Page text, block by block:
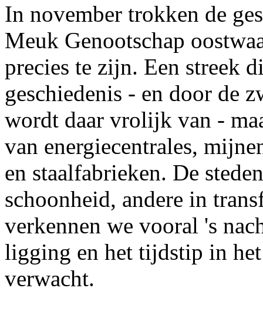
In november trokken de
Meuk Genootschap
precies te zijn. Een streek
geschiedenis - en door de
wordt daar vrolijk van -
van energiecentrales,
en staalfabrieken. De
schoonheid, andere in
verkennen we vooral 's
ligging en het tijdstip in
verwacht.